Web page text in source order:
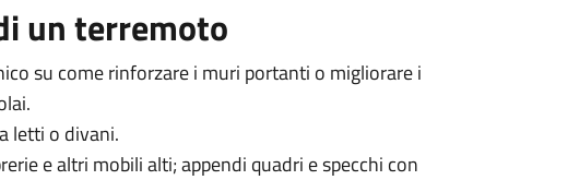
un terremoto
su come rinforzare i muri portanti o migliorare i
letti o divani.
e altri mobili alti; appendi quadri e specchi con